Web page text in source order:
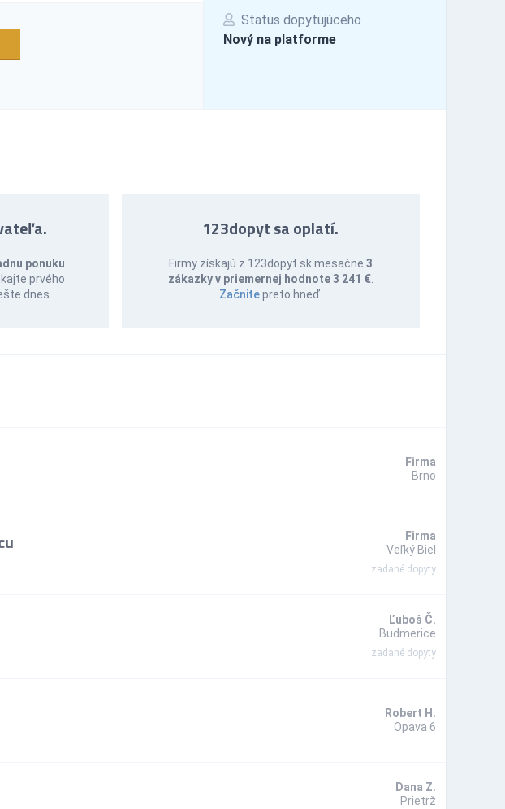
Status dopytujúceho
Nový na platforme
ponuku
prvého
dnes.
123dopyt sa oplatí.
Firmy získajú z 123dopyt.sk mesačne 3
zákazky v priemernej hodnote 3 241 €.
Začnitepreto hneď.
Firma
Brno
Firma
Veľký Biel
zadané dopyty
Ľuboš Č.
Budmerice
zadané dopyty
Robert H.
Opava 6
Dana Z.
Prietrž